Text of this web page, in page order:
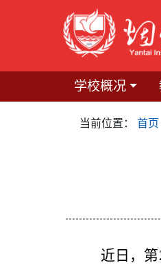
学校概况
当前位置： 首页
近日，第